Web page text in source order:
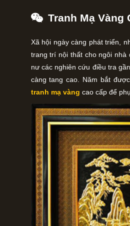
Tranh Mạ Vàng
Xã hội ngày càng phát triển,
trang trí nội thất cho ngôi
nư các nghiên cứu điều tra
càng tang cao. Năm bắt
tranh mạ vàng cao cấp để